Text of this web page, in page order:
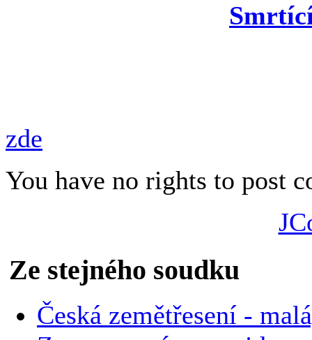
zde
You have no rights to post
Ze stejného soudku
Česká zemětřesení -